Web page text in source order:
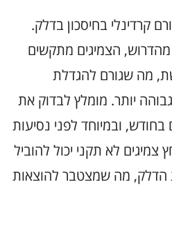
קרדינלי בחיסכון בדלק.
הצמיגים מתקשים
מה שגורם להגדלת
יותר. מומלץ לבדוק את
ובמיוחד לפני נסיעות
צמיגים לא תקני יכול להוביל
3-5% בצריכת הדלק, מה שמצטבר להוצאות